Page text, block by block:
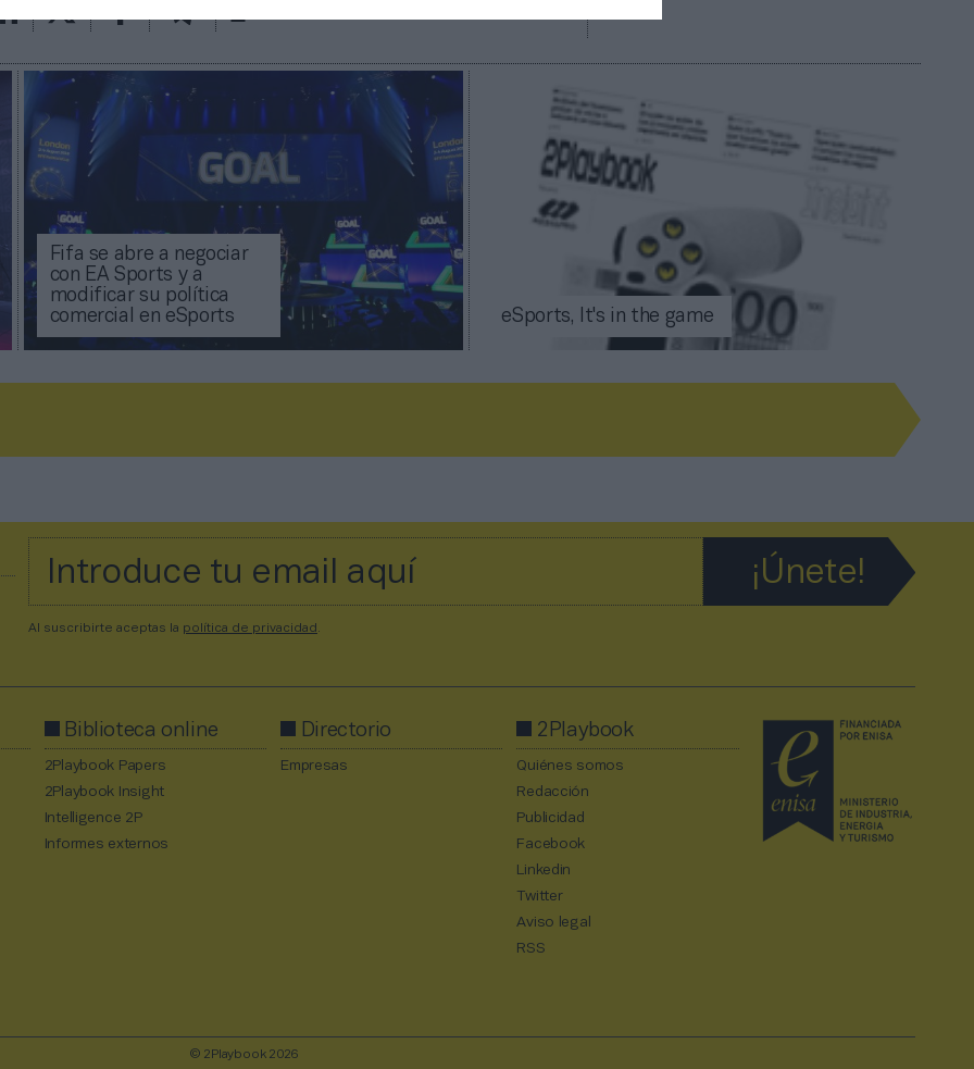
Fifa se abre a negociar
con EA Sports y a
modificar su política
comercial en eSports
eSports, It's in the game
Al suscribirte aceptas la política de privacidad
Biblioteca online
2Playbook Papers
2Playbook Insight
Intelligence 2P
Informes externos
Directorio
Empresas
2Playbook
Quiénes somos
Redacción
Publicidad
Facebook
Linkedin
Twitter
Aviso legal
RSS
© 2Playbook 2026